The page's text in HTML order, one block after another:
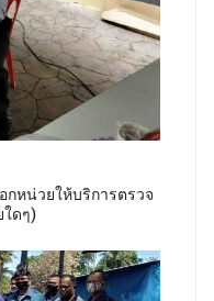
หน่วยให้บริการตรวจ
ดๆ)